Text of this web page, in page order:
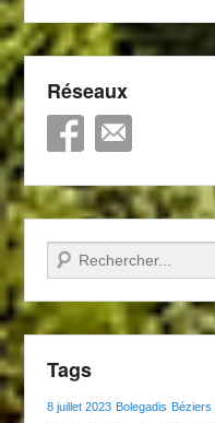
Réseaux
Recherche
Tags
8 juillet 2023 Bolegadis Béziers